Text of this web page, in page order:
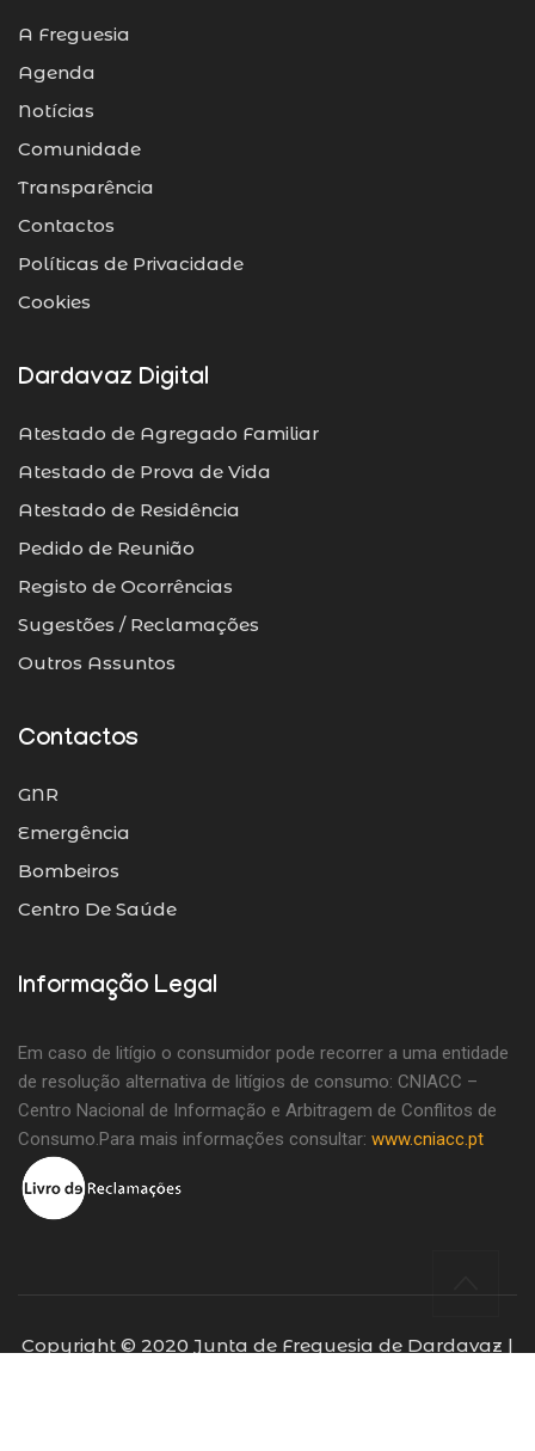
A Freguesia
Agenda
Notícias
Comunidade
Transparência
Contactos
Políticas de Privacidade
Cookies
Dardavaz Digital
Atestado de Agregado Familiar
Atestado de Prova de Vida
Atestado de Residência
Pedido de Reunião
Registo de Ocorrências
Sugestões / Reclamações
Outros Assuntos
Contactos
GNR
Emergência
Bombeiros
Centro De Saúde
Informação Legal
Em caso de litígio o consumidor pode recorrer a uma entidade
de resolução alternativa de litígios de consumo: CNIACC –
Centro Nacional de Informação e Arbitragem de Conflitos de
Consumo.Para mais informações consultar: www.cniacc.pt
Copyright © 2020 Junta de Freguesia de Dardavaz |